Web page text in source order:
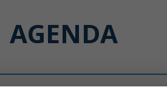
AGENDA